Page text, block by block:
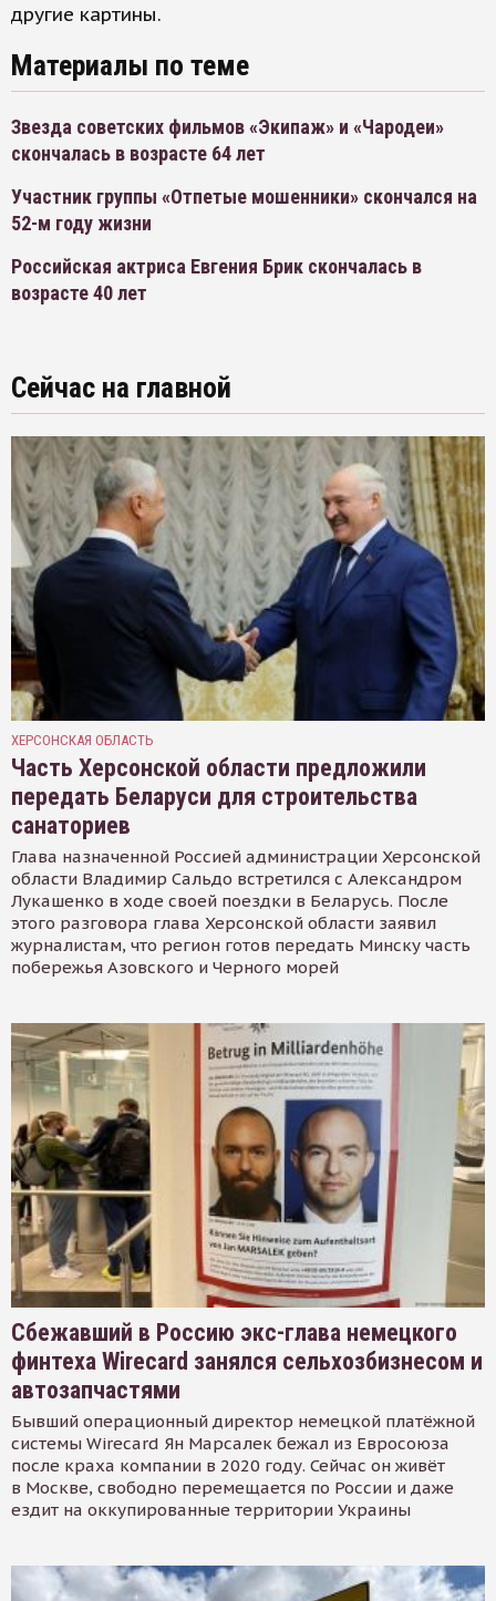
другие картины.
Материалы по теме
Звезда советских фильмов «Экипаж» и «Чародеи»
скончалась в возрасте 64 лет
Участник группы «Отпетые мошенники» скончался на
52-м году жизни
Российская актриса Евгения Брик скончалась в
возрасте 40 лет
Сейчас на главной
ХЕРСОНСКАЯ ОБЛАСТЬ
Часть Херсонской области предложили
передать Беларуси для строительства
санаториев
Глава назначенной Россией администрации Херсонской
области Владимир Сальдо встретился с Александром
Лукашенко в ходе своей поездки в Беларусь. После
этого разговора глава Херсонской области заявил
журналистам, что регион готов передать Минску часть
побережья Азовского и Черного морей
Сбежавший в Россию экс-глава немецкого
финтеха Wirecard занялся сельхозбизнесом и
автозапчастями
Бывший операционный директор немецкой платёжной
системы Wirecard Ян Марсалек бежал из Евросоюза
после краха компании в 2020 году. Сейчас он живёт
в Москве, свободно перемещается по России и даже
ездит на оккупированные территории Украины